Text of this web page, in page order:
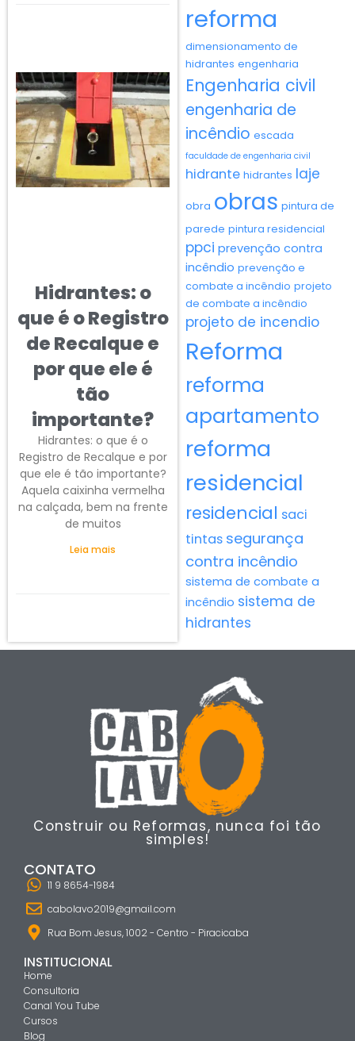
Hidrantes: o
que é o Registro
de Recalque e
por que ele é
tão
importante?
Hidrantes: o que é o
Registro de Recalque e por
que ele é tão importante?
Aquela caixinha vermelha
na calçada, bem na frente
de muitos
Leia mais
reforma
dimensionamento de
hidrantes engenharia
Engenharia civil
engenharia de
incêndio escada
faculdade de engenharia civil
hidrante hidrantes laje
obra obras pintura de
parede pintura residencial
ppci prevenção contra
incêndio prevenção e
combate a incêndio projeto
de combate a incêndio
projeto de incendio
Reforma
reforma
apartamento
reforma
residencial
residencial saci
tintas segurança
contra incêndio
sistema de combate a
incêndio sistema de
hidrantes
Construir ou Reformas, nunca foi tão
simples!
CONTATO
11 9 8654-1984
cabolavo2019@gmail.com
Rua Bom Jesus, 1002 - Centro - Piracicaba
INSTITUCIONAL
Home
Consultoria
Canal You Tube
Cursos
Blog